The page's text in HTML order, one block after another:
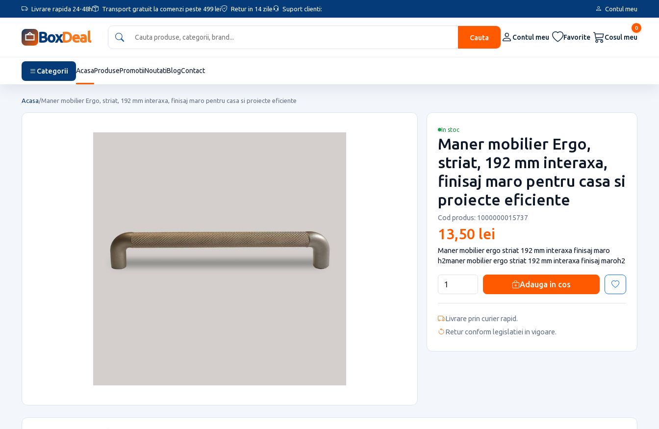
Livrare rapida 24-48h Transport gratuit la comenzi peste 499 lei Retur in 14 zile Suport clienti: Contul meu
BoxDeal Cauta Contul meu Favorite
0
Cosul meu
Categorii AcasaProdusePromotiiNoutatiBlogContact
Acasa/Maner mobilier Ergo, striat, 192 mm interaxa, finisaj maro pentru casa si proiecte eficiente
In stoc
Maner mobilier Ergo,
striat, 192 mm interaxa,
finisaj maro pentru casa si
proiecte eficiente
Cod produs: 1000000015737
13,50 lei
Maner mobilier ergo striat 192 mm interaxa finisaj maro
h2maner mobilier ergo striat 192 mm interaxa finisaj maroh2
Adauga in cos
Livrare prin curier rapid.
Retur conform legislatiei in vigoare.